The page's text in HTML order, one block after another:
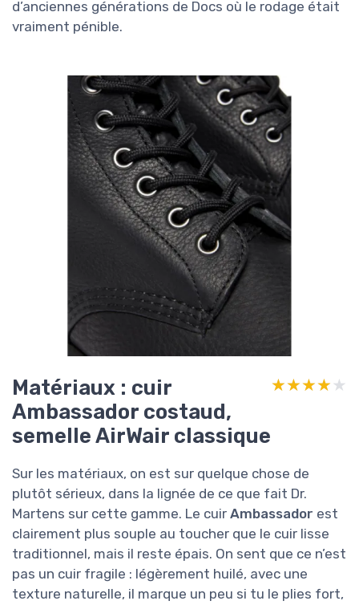
d’anciennes générations de Docs où le rodage était
vraiment pénible.
Matériaux : cuir
Ambassador costaud,
semelle AirWair classique
★★★★★
★★★★★
Sur les matériaux, on est sur quelque chose de
plutôt sérieux, dans la lignée de ce que fait Dr.
Martens sur cette gamme. Le cuir Ambassador est
clairement plus souple au toucher que le cuir lisse
traditionnel, mais il reste épais. On sent que ce n’est
pas un cuir fragile : légèrement huilé, avec une
texture naturelle, il marque un peu si tu le plies fort,